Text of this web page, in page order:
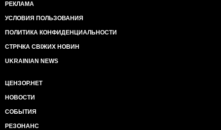
РЕКЛАМА
УСЛОВИЯ ПОЛЬЗОВАНИЯ
ПОЛИТИКА КОНФИДЕНЦИАЛЬНОСТИ
СТРІЧКА СВІЖИХ НОВИН
UKRAINIAN NEWS
ЦЕНЗОР.НЕТ
НОВОСТИ
СОБЫТИЯ
РЕЗОНАНС